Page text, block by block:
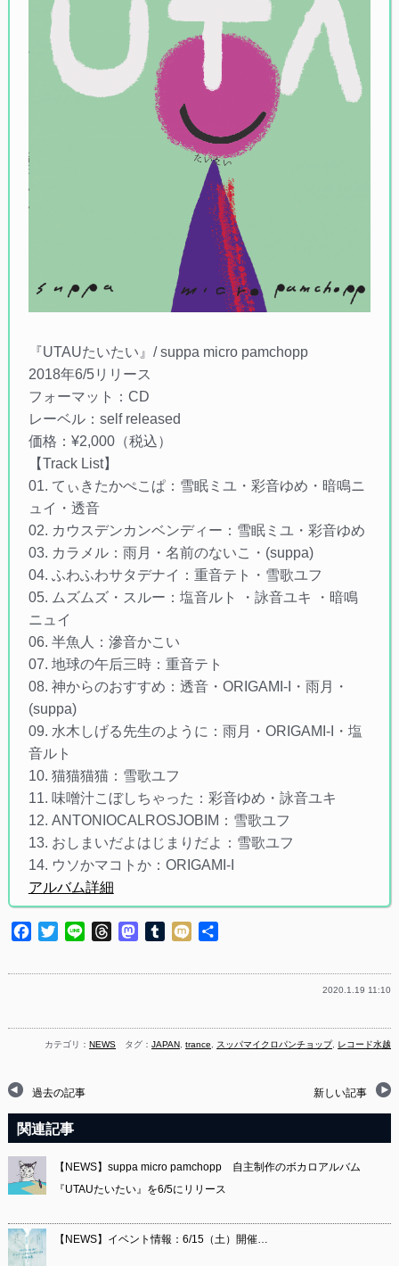
『UTAUたいたい』/ suppa micro pamchopp
2018年6/5リリース
フォーマット：CD
レーベル：self released
価格：¥2,000（税込）
【Track List】
01. てぃきたかぺこぱ：雪眠ミユ・彩音ゆめ・暗鳴ニ
ュイ・透音
02. カウスデンカンベンディー：雪眠ミユ・彩音ゆめ
03. カラメル：雨月・名前のないこ・(suppa)
04. ふわふわサタデナイ：重音テト・雪歌ユフ
05. ムズムズ・スルー：塩音ルト ・詠音ユキ ・暗鳴
ニュイ
06. 半魚人：滲音かこい
07. 地球の午后三時：重音テト
08. 神からのおすすめ：透音・ORIGAMI-I・雨月・
(suppa)
09. 水木しげる先生のように：雨月・ORIGAMI-I・塩
音ルト
10. 猫猫猫猫：雪歌ユフ
11. 味噌汁こぼしちゃった：彩音ゆめ・詠音ユキ
12. ANTONIOCALROSJOBIM：雪歌ユフ
13. おしまいだよはじまりだよ：雪歌ユフ
14. ウソかマコトか：ORIGAMI-I
アルバム詳細
Facebook
TwitterLine ThreadsMastodon
Tumblr
Mixi
2020.1.19 11:10
カテゴリ：NEWS タグ：JAPAN ,trance スッパマイクロパンチョップ, レコード水越
過去の記事 新しい記事
関連記事
【NEWS】suppa micro pamchopp 自主制作のボカロアルバム
『UTAUたいたい』を6/5にリリース
【NEWS】イベント情報：6/15（土）開催…